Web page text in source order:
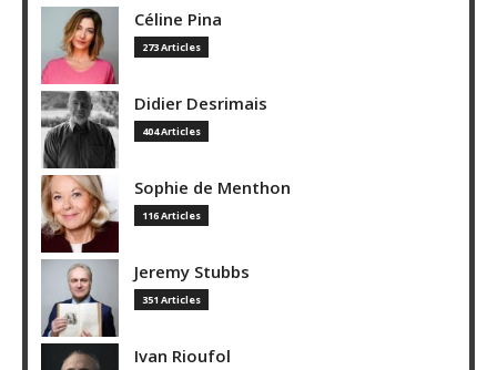
Céline Pina
273 Articles
Didier Desrimais
404 Articles
Sophie de Menthon
116 Articles
Jeremy Stubbs
351 Articles
Ivan Rioufol